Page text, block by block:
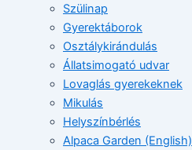
Szülinap
Gyerektáborok
Osztálykirándulás
Állatsimogató udvar
Lovaglás gyerekeknek
Mikulás
Helyszínbérlés
Alpaca Garden (English)